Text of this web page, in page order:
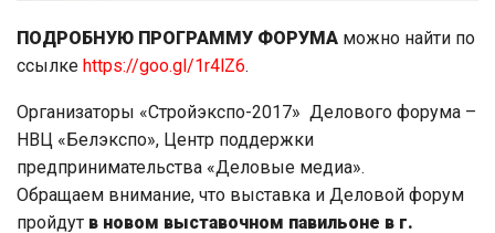
ПОДРОБНУЮ ПРОГРАММУ ФОРУМА можно найти по
ссылке https://goo.gl/1r4lZ6.
Организаторы «Стройэкспо-2017» Делового форума –
НВЦ «Белэкспо», Центр поддержки
предпринимательства «Деловые медиа».
Обращаем внимание, что выставка и Деловой форум
пройдут в новом выставочном павильоне в г.